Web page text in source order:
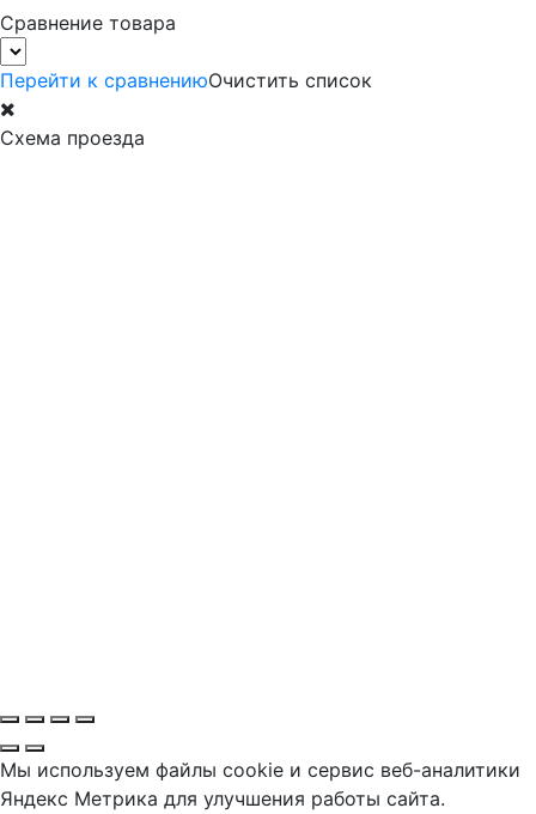
Сравнение товара
Перейти к сравнениюОчистить список
Схема проезда
Мы используем файлы cookie и сервис веб-аналитики
Яндекс Метрика для улучшения работы сайта.